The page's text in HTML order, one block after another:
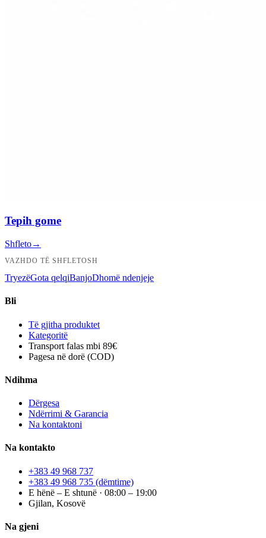
Tepih gome
Shfleto→
VAZHDO TË SHFLETOSH
TryezëGota qelqiBanjoDhomë ndenjeje
Bli
Të gjitha produktet
Kategoritë
Transport falas mbi 89€
Pagesa në dorë (COD)
Ndihma
Dërgesa
Ndërrimi & Garancia
Na kontaktoni
Na kontakto
+383 49 968 737
+383 49 968 735 (dëmtime)
E hënë – E shtunë · 08:00 – 19:00
Gjilan, Kosovë
Na gjeni